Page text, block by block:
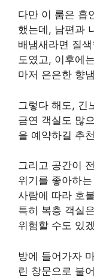
다만 이 룸은 흡
했는데, 남편과
배냄새라면 질
도였고, 이후에
마저 은은한 향
그렇다 해도, 긴
금연 객실도 많
을 예약하길 추
그리고 공간이
위기를 좋아하
사람에 따라 호
특히 복층 객실
위험할 수도 있
방에 들어가자
린 창문으로 불